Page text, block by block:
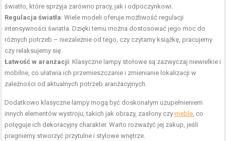
światło, które sprzyja zarówno pracy, jak i odpoczynkowi.
Regulacja światła: Wiele modeli oferuje możliwość regulacji
intensywności światła. Dzięki temu można dostosować jego moc do
różnych potrzeb – niezależnie od tego, czy czytamy książkę, pracujemy
czy relaksujemy się.
Łatwość w aranżacji: Klasyczne lampy stołowe są zazwyczaj niewielkie i
mobilne, co ułatwia ich przemieszczanie i zmienianie lokalizacji w
zależności od aktualnych potrzeb aranżacyjnych.
Dodatkowo klasyczne lampy mogą być doskonałym uzupełnieniem
innych elementów wystroju, takich jak obrazy, zasłony czymeble, co
potęguje ich dekoracyjny charakter. Warto rozważyć jej zakup, jeśli
pragniemy stworzyć przytulne i stylowe wnętrze.